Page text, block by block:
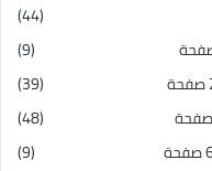
(44)
(9)
(39)
(48)
(9)